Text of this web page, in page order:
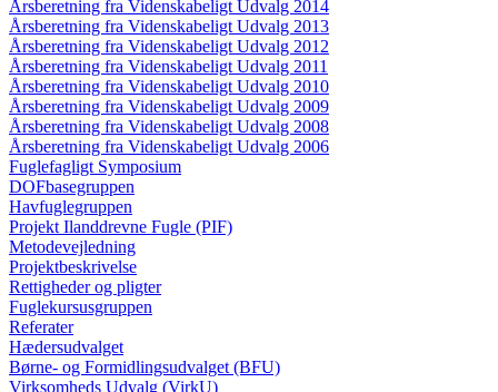
Årsberetning fra Videnskabeligt Udvalg 2014
Årsberetning fra Videnskabeligt Udvalg 2013
Årsberetning fra Videnskabeligt Udvalg 2012
Årsberetning fra Videnskabeligt Udvalg 2011
Årsberetning fra Videnskabeligt Udvalg 2010
Årsberetning fra Videnskabeligt Udvalg 2009
Årsberetning fra Videnskabeligt Udvalg 2008
Årsberetning fra Videnskabeligt Udvalg 2006
Fuglefagligt Symposium
DOFbasegruppen
Havfuglegruppen
Projekt Ilanddrevne Fugle (PIF)
Metodevejledning
Projektbeskrivelse
Rettigheder og pligter
Fuglekursusgruppen
Referater
Hædersudvalget
Børne- og Formidlingsudvalget (BFU)
Virksomheds Udvalg (VirkU)